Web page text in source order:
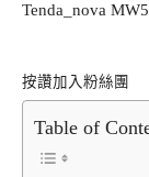
Tenda_nova
按讚加入粉絲團
Table of